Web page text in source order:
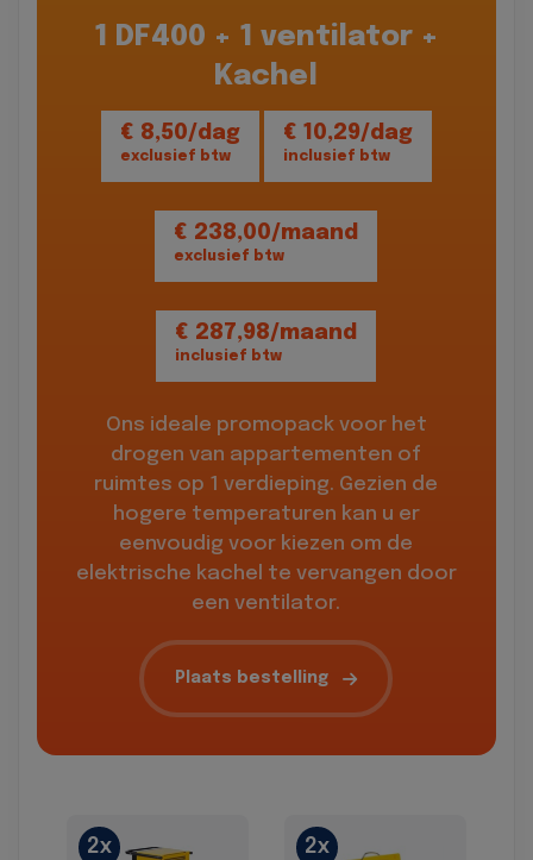
1 DF400 + 1 ventilator +
Kachel
€ 8,50/dag
exclusief btw
€ 10,29/dag
inclusief btw
€ 238,00/maand
exclusief btw
€ 287,98/maand
inclusief btw
Ons ideale promopack voor het
drogen van appartementen of
ruimtes op 1 verdieping. Gezien de
hogere temperaturen kan u er
eenvoudig voor kiezen om de
elektrische kachel te vervangen door
een ventilator.
Plaats bestelling
2x 2x